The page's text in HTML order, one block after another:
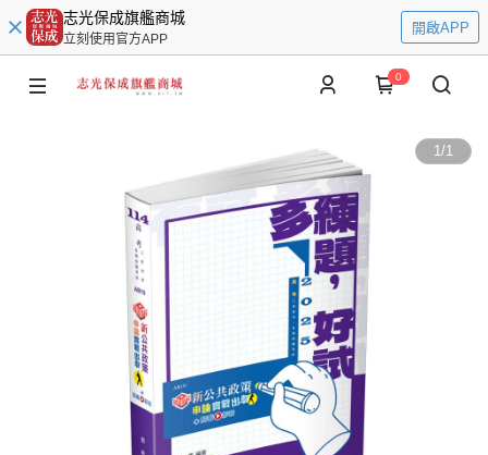
志光保成旗艦商城
立刻使用官方APP
開啟APP
0
1/1